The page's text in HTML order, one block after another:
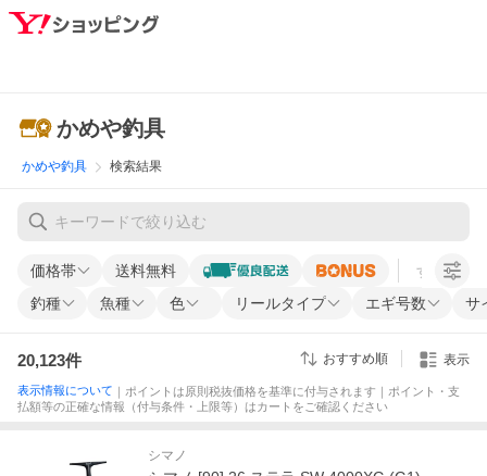
かめや釣具
かめや釣具 検索結果
価格帯 送料無料 すべての条
釣種 魚種 色 リールタイプ エギ号数 サ
20,123件 おすすめ順 表示
表示情報について ｜ポイントは原則税抜価格を基準に付与されます｜ポイント・支
払額等の正確な情報（付与条件・上限等）はカートをご確認ください
シマノ